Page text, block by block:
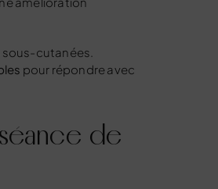
cutanées.
pour répondre avec
de